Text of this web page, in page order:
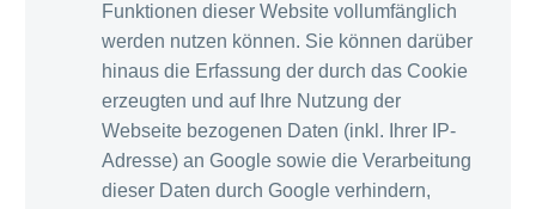
Funktionen dieser Website vollumfänglich
werden nutzen können. Sie können darüber
hinaus die Erfassung der durch das Cookie
erzeugten und auf Ihre Nutzung der
Webseite bezogenen Daten (inkl. Ihrer IP-
Adresse) an Google sowie die Verarbeitung
dieser Daten durch Google verhindern,